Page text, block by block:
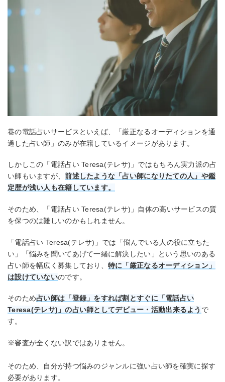
巷の電話占いサービスといえば、「厳正なるオーディションを通
過した占い師」のみが在籍しているイメージがあります。
しかしこの「電話占い Teresa(テレサ)」ではもちろん実力派の占
い師もいますが、前述したような「占い師になりたての人」や鑑
定歴が浅い人も在籍しています。
そのため、「電話占い Teresa(テレサ)」自体の高いサービスの質
を保つのは難しいのかもしれません。
「電話占い Teresa(テレサ)」では「悩んでいる人の役に立ちた
い」「悩みを聞いてあげて一緒に解決したい」という思いのある
占い師を幅広く募集しており、 特に「厳正なるオーディション」
は設けていないのです。
そのため占い師は「登録」をすれば割とすぐに「電話占い
Teresa(テレサ)」の占い師としてデビュー・活動出来るよう で
す。
※審査が全くない訳ではありません。
そのため、自分が持つ悩みのジャンルに強い占い師を確実に探す
必要があります。